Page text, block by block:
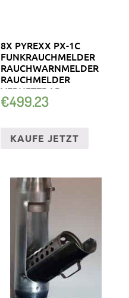
8X PYREXX PX-1C
FUNKRAUCHMELDER
RAUCHWARNMELDER
RAUCHMELDER
VERNETZBAR
€499.23
KAUFE JETZT